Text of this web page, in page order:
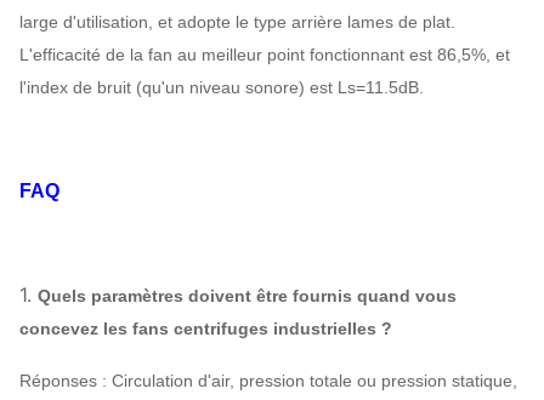
large d'utilisation, et adopte le type arrière lames de plat.
L'efficacité de la fan au meilleur point fonctionnant est 86,5%, et
l'index de bruit (qu'un niveau sonore) est Ls=11.5dB.
FAQ
1. Quels paramètres doivent être fournis quand vous
concevez les fans centrifuges industrielles ?
Réponses : Circulation d'air, pression totale ou pression statique,